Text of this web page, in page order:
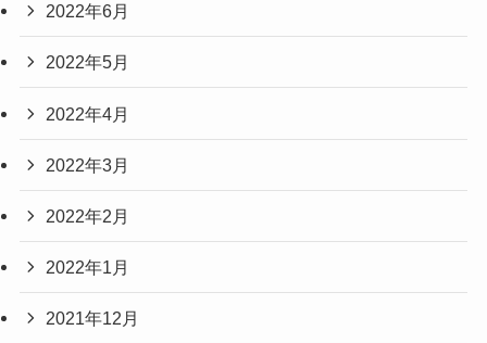
2022年6月
2022年5月
2022年4月
2022年3月
2022年2月
2022年1月
2021年12月